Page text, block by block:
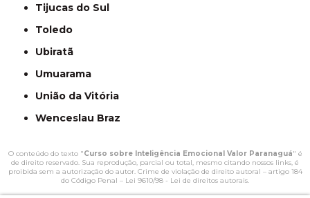
Tijucas do Sul
Toledo
Ubiratã
Umuarama
União da Vitória
Wenceslau Braz
O conteúdo do texto "Curso sobre Inteligência Emocional Valor Paranaguá" é
de direito reservado. Sua reprodução, parcial ou total, mesmo citando nossos links, é
proibida sem a autorização do autor. Crime de violação de direito autoral – artigo 184
do Código Penal – Lei 9610/98 - Lei de direitos autorais